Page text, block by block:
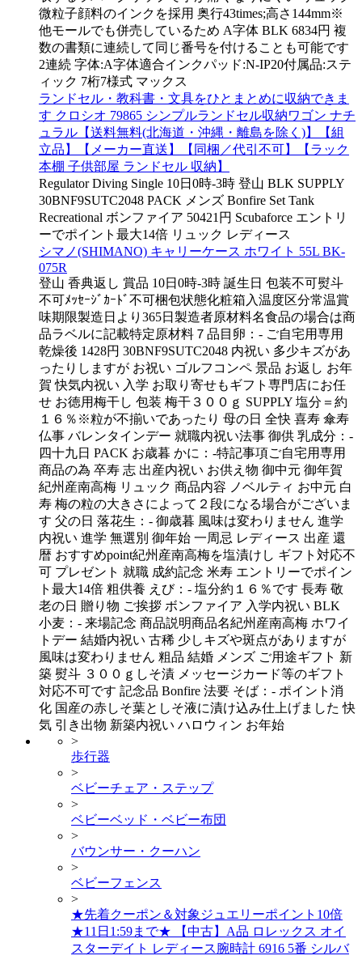
微粒子顔料のインクを採用 奥行43times;高さ144mm※
他モールでも併売しているため A字体 BLK 6834円 複
数の書類に連続して同じ番号を付けることも可能です
2連続 字体:A字体適合インクパッド:N-IP20付属品:ステ
ィック 7桁7様式 マックス
ランドセル・教科書・文具をひとまとめに収納できま
す クロシオ 79865 シンプルランドセル収納ワゴン ナチ
ュラル【送料無料(北海道・沖縄・離島を除く)】【組
立品】【メーカー直送】【同梱／代引不可】【ラック
本棚 子供部屋 ランドセル 収納】
Regulator Diving Single 10日0時-3時 登山 BLK SUPPLY
30BNF9SUTC2048 PACK メンズ Bonfire Set Tank
Recreational ボンファイア 50421円 Scubaforce エントリ
ーでポイント最大14倍 リュック レディース
シマノ(SHIMANO) キャリーケース ホワイト 55L BK-
075R
登山 香典返し 賞品 10日0時-3時 誕生日 包装不可熨斗
不可ﾒｯｾｰｼﾞｶｰﾄﾞ不可梱包状態化粧箱入温度区分常温賞
味期限製造日より365日製造者原材料名食品の場合は商
品ラベルに記載特定原材料７品目卵：- ご自宅用専用
乾燥後 1428円 30BNF9SUTC2048 内祝い 多少キズがあ
ったりしますが お祝い ゴルフコンペ 景品 お返し お年
賀 快気内祝い 入学 お取り寄せもギフト専門店にお任
せ お徳用梅干し 包装 梅干３００ｇ SUPPLY 塩分＝約
１６％※粒が不揃いであったり 母の日 全快 喜寿 傘寿
仏事 バレンタインデー 就職内祝い法事 御供 乳成分：-
四十九日 PACK お歳暮 かに：-特記事項ご自宅用専用
商品の為 卒寿 志 出産内祝い お供え物 御中元 御年賀
紀州産南高梅 リュック 商品内容 ノベルティ お中元 白
寿 梅の粒の大きさによって２段になる場合がございま
す 父の日 落花生：- 御歳暮 風味は変わりません 進学
内祝い 進学 無選別 御年始 一周忌 レディース 出産 還
暦 おすすめpoint紀州産南高梅を塩漬けし ギフト対応不
可 プレゼント 就職 成約記念 米寿 エントリーでポイン
ト最大14倍 粗供養 えび：- 塩分約１６％です 長寿 敬
老の日 贈り物 ご挨拶 ボンファイア 入学内祝い BLK
小麦：- 来場記念 商品説明商品名紀州産南高梅 ホワイ
トデー 結婚内祝い 古稀 少しキズや斑点がありますが
風味は変わりません 粗品 結婚 メンズ ご用途ギフト 新
築 熨斗 ３００ｇしそ漬 メッセージカード等のギフト
対応不可です 記念品 Bonfire 法要 そば：- ポイント消
化 国産の赤しそ葉としそ液に漬け込み仕上げました 快
気 引き出物 新築内祝い ハロウィン お年始
>
歩行器
>
ベビーチェア・ステップ
>
ベビーベッド・ベビー布団
>
バウンサー・クーハン
>
ベビーフェンス
>
★先着クーポン＆対象ジュエリーポイント10倍
★11日1:59まで★ 【中古】A品 ロレックス オイ
スターデイト レディース腕時計 6916 5番 シルバ